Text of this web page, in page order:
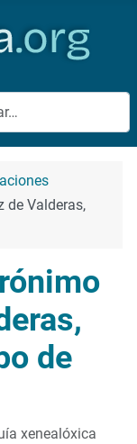
de Valderas,
de
xenealóxica